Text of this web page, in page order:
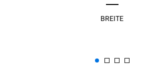
BREITE